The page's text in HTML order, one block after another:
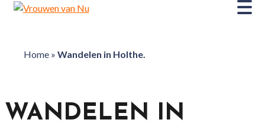
Home» Wandelen in Holthe.
WANDELEN IN